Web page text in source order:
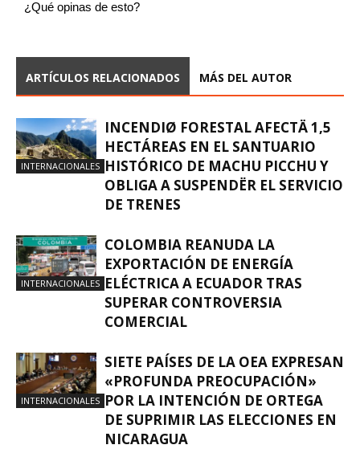
¿Qué opinas de esto?
ARTÍCULOS RELACIONADOS MÁS DEL AUTOR
INTERNACIONALES
INCENDIØ FORESTAL AFECTÄ 1,5
HECTÁREAS EN EL SANTUARIO
HISTÓRICO DE MACHU PICCHU Y
OBLIGA A SUSPENDËR EL SERVICIO
DE TRENES
INTERNACIONALES
COLOMBIA REANUDA LA
EXPORTACIÓN DE ENERGÍA
ELÉCTRICA A ECUADOR TRAS
SUPERAR CONTROVERSIA
COMERCIAL
INTERNACIONALES
SIETE PAÍSES DE LA OEA EXPRESAN
«PROFUNDA PREOCUPACIÓN»
POR LA INTENCIÓN DE ORTEGA
DE SUPRIMIR LAS ELECCIONES EN
NICARAGUA